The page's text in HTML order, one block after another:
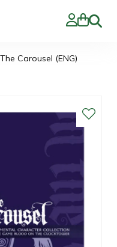
Zoeken
Carousel (ENG)